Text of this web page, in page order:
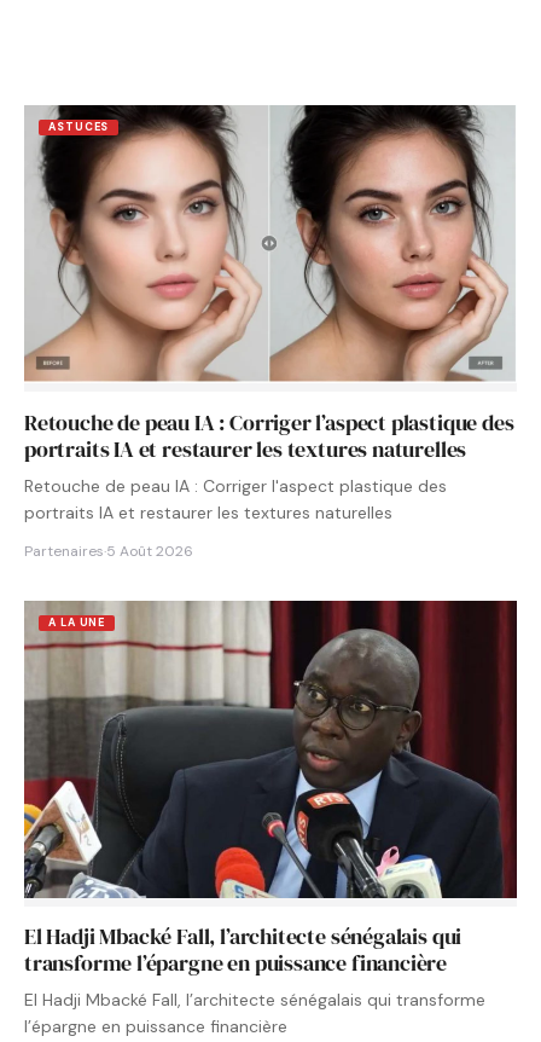
ASTUCES
Retouche de peau IA : Corriger l’aspect plastique des
portraits IA et restaurer les textures naturelles
Retouche de peau IA : Corriger l'aspect plastique des
portraits IA et restaurer les textures naturelles
Partenaires·5 Août 2026
A LA UNE
El Hadji Mbacké Fall, l’architecte sénégalais qui
transforme l’épargne en puissance financière
El Hadji Mbacké Fall, l’architecte sénégalais qui transforme
l’épargne en puissance financière